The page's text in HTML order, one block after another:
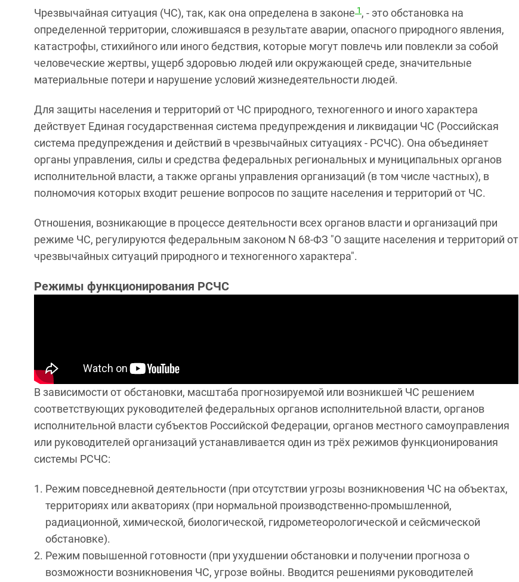
Чрезвычайная ситуация (ЧС), так, как она определена в законе 1 , - это обстановка на
определенной территории, сложившаяся в результате аварии, опасного природного явления,
катастрофы, стихийного или иного бедствия, которые могут повлечь или повлекли за собой
человеческие жертвы, ущерб здоровью людей или окружающей среде, значительные
материальные потери и нарушение условий жизнедеятельности людей.
Для защиты населения и территорий от ЧС природного, техногенного и иного характера
действует Единая государственная система предупреждения и ликвидации ЧС (Российская
система предупреждения и действий в чрезвычайных ситуациях - РСЧС). Она объединяет
органы управления, силы и средства федеральных региональных и муниципальных органов
исполнительной власти, а также органы управления организаций (в том числе частных), в
полномочия которых входит решение вопросов по защите населения и территорий от ЧС.
Отношения, возникающие в процессе деятельности всех органов власти и организаций при
режиме ЧС, регулируются федеральным законом N 68-ФЗ "О защите населения и территорий от
чрезвычайных ситуаций природного и техногенного характера".
Режимы функционирования РСЧС
В зависимости от обстановки, масштаба прогнозируемой или возникшей ЧС решением
соответствующих руководителей федеральных органов исполнительной власти, органов
исполнительной власти субъектов Российской Федерации, органов местного самоуправления
или руководителей организаций устанавливается один из трёх режимов функционирования
системы РСЧС:
Режим повседневной деятельности (при отсутствии угрозы возникновения ЧС на объектах,
территориях или акваториях (при нормальной производственно-промышленной,
радиационной, химической, биологической, гидрометеорологической и сейсмической
обстановке).
Режим повышенной готовности (при ухудшении обстановки и получении прогноза о
возможности возникновения ЧС, угрозе войны. Вводится решениями руководителей